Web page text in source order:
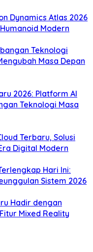
Dynamics Atlas 2026
Modern
Teknologi
Masa Depan
2026: Platform AI
Teknologi Masa
Terbaru, Solusi
Digital Modern
Hari Ini:
Sistem 2026
Hadir dengan
Mixed Reality